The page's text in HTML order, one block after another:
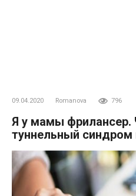
09.04.2020 Romanova 796
Я у мамы фрилансер.
туннельный синдром